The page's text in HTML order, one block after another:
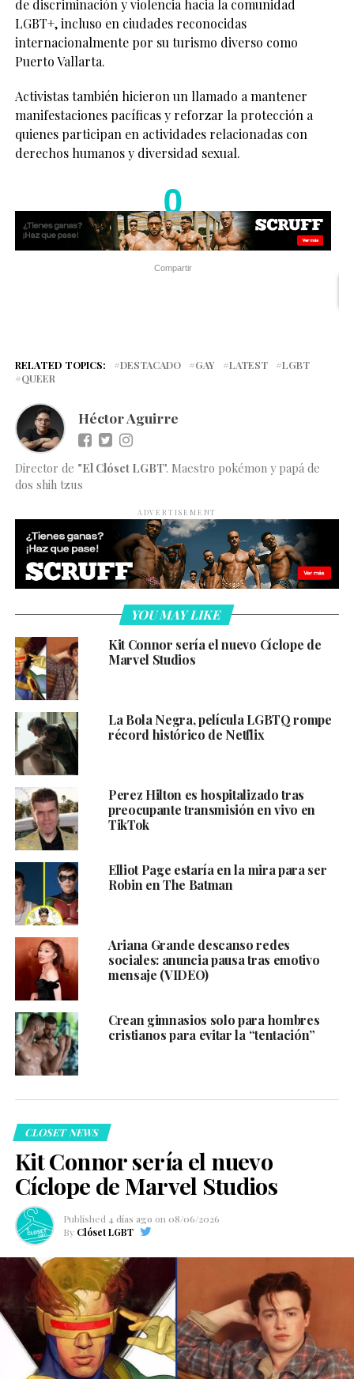
de discriminación y violencia hacia la comunidad
LGBT+, incluso en ciudades reconocidas
internacionalmente por su turismo diverso como
Puerto Vallarta.
Activistas también hicieron un llamado a mantener
manifestaciones pacíficas y reforzar la protección a
quienes participan en actividades relacionadas con
derechos humanos y diversidad sexual.
0
Compartir
RELATED TOPICS: DESTACADO GAY LATEST
LGBT
QUEER
Héctor Aguirre
Director de "El Clóset LGBT". Maestro pokémon y papá de
dos shih tzus
ADVERTISEMENT
YOU MAY LIKE
Kit Connor sería el nuevo Cíclope de
Marvel Studios
La Bola Negra, película LGBTQ rompe
récord histórico de Netflix
Perez Hilton es hospitalizado tras
preocupante transmisión en vivo en
TikTok
Elliot Page estaría en la mira para ser
Robin en The Batman
Ariana Grande descanso redes
sociales: anuncia pausa tras emotivo
mensaje (VIDEO)
Crean gimnasios solo para hombres
cristianos para evitar la “tentación”
CLOSET NEWS
Kit Connor sería el nuevo
Cíclope de Marvel Studios
Published 4 días ago on 08/06/2026
By Clóset LGBT